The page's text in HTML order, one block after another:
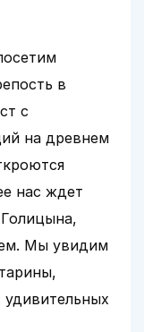
в
с
на древнем
нас ждет
Мы увидим